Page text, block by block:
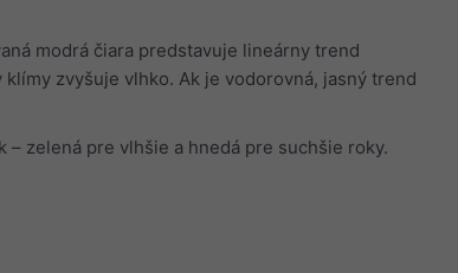
modrá čiara predstavuje lineárny trend
zvyšuje vlhko. Ak je vodorovná, jasný trend
zelená pre vlhšie a hnedá pre suchšie roky.